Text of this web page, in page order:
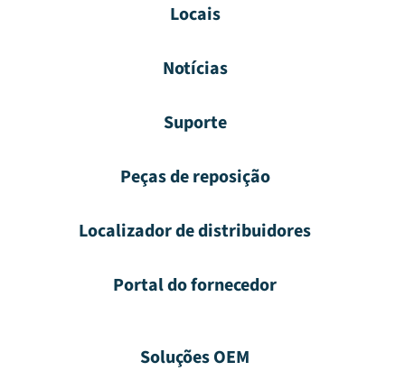
Locais
Notícias
Suporte
Peças de reposição
Localizador de distribuidores
Portal do fornecedor
Soluções OEM